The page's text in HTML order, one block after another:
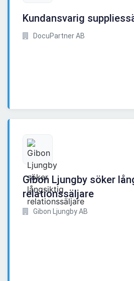
Kundansvarig
DocuPartner AB
Gibon Ljungby söker
relationssäljare
Gibon Ljungby AB